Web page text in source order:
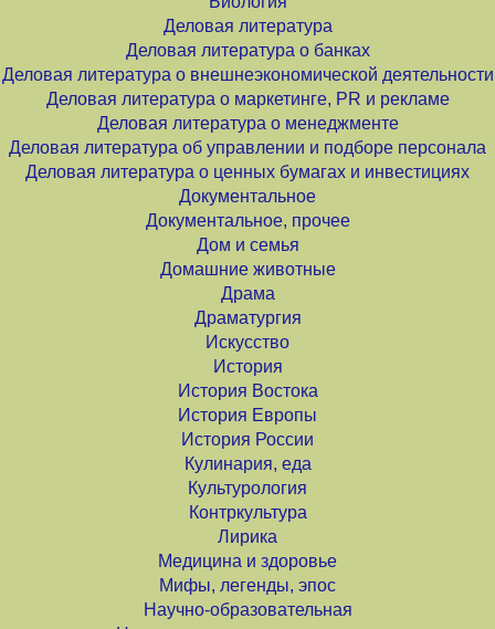
Деловая литература
Деловая литература о банках
Деловая литература о внешнеэкономической деятельности
Деловая литература о маркетинге, PR и рекламе
Деловая литература о менеджменте
Деловая литература об управлении и подборе персонала
Деловая литература о ценных бумагах и инвестициях
Документальное
Документальное, прочее
Дом и семья
Домашние животные
Драма
Драматургия
Искусство
История
История Востока
История Европы
История России
Кулинария, еда
Культурология
Контркультура
Лирика
Медицина и здоровье
Мифы, легенды, эпос
Научно-образовательная